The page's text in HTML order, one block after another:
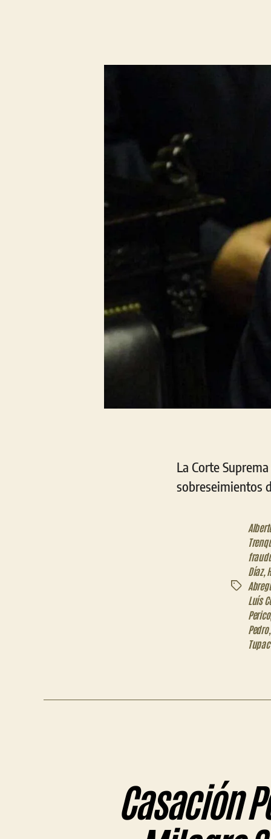
La Corte
sobreseimientos
Etiquetas
Díaz,
Luís
Perico,
Pedro,
Casación